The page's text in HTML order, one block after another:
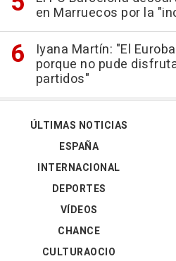
en Marruecos por la
Iyana Martín: "El
porque no pude
partidos"
ÚLTIMAS NOTICIAS
ESPAÑA
INTERNACIONAL
DEPORTES
VÍDEOS
CHANCE
CULTURAOCIO